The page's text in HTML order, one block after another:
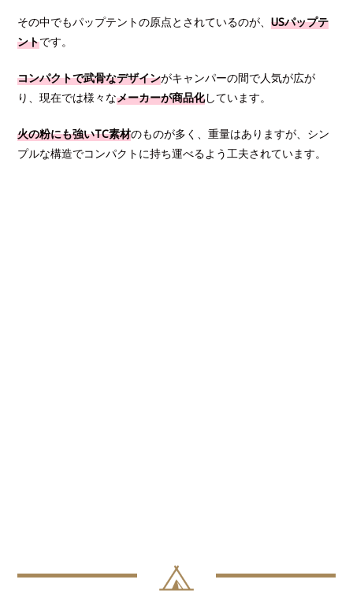
その中でもパップテントの原点とされているのが、USパップテ
ントです。
コンパクトで武骨なデザインがキャンパーの間で人気が広が
り、現在では様々なメーカーが商品化しています。
火の粉にも強いTC素材のものが多く、重量はありますが、シン
プルな構造でコンパクトに持ち運べるよう工夫されています。